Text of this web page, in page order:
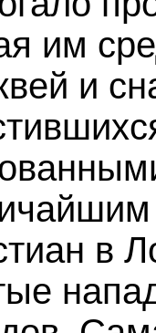
им
и
в